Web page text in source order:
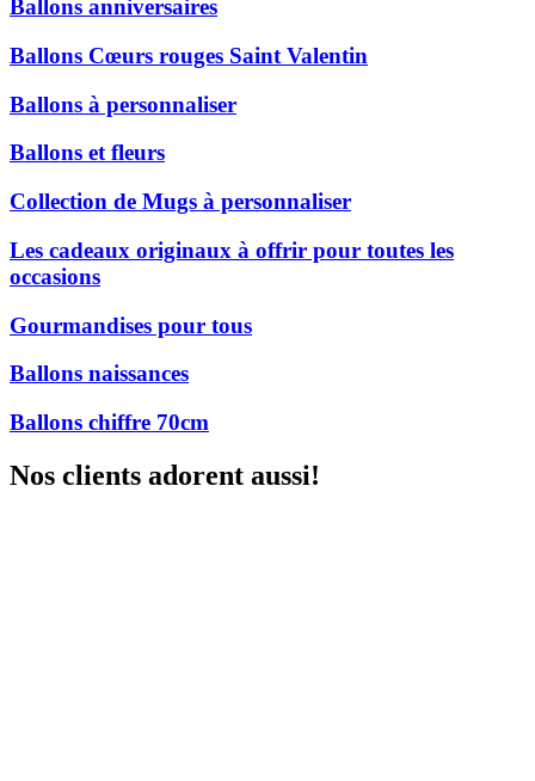
Ballons anniversaires
Ballons Cœurs rouges Saint Valentin
Ballons à personnaliser
Ballons et fleurs
Collection de Mugs à personnaliser
Les cadeaux originaux à offrir pour toutes les
occasions
Gourmandises pour tous
Ballons naissances
Ballons chiffre 70cm
Nos clients adorent aussi!